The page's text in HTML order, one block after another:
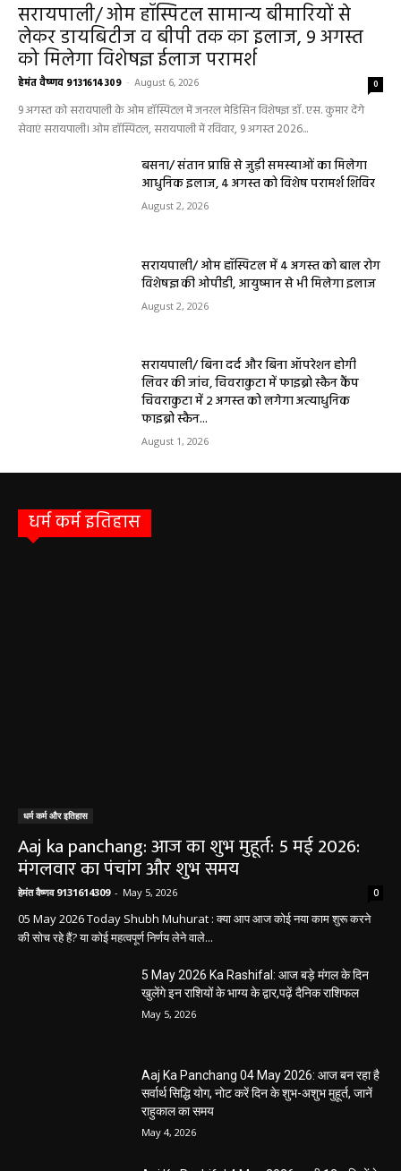
सरायपाली/ ओम हॉस्पिटल सामान्य बीमारियों से
लेकर डायबिटीज व बीपी तक का इलाज, 9 अगस्त
को मिलेगा विशेषज्ञ ईलाज परामर्श
हेमंत वैष्णव 9131614309 - August 6, 2026 0
9 अगस्त को सरायपाली के ओम हॉस्पिटल में जनरल मेडिसिन विशेषज्ञ डॉ. एस. कुमार देंगे
सेवाएं सरायपाली। ओम हॉस्पिटल, सरायपाली में रविवार, 9 अगस्त 2026...
बसना/ संतान प्राप्ति से जुड़ी समस्याओं का मिलेगा
आधुनिक इलाज, 4 अगस्त को विशेष परामर्श शिविर
August 2, 2026
सरायपाली/ ओम हॉस्पिटल में 4 अगस्त को बाल रोग
विशेषज्ञ की ओपीडी, आयुष्मान से भी मिलेगा इलाज
August 2, 2026
सरायपाली/ बिना दर्द और बिना ऑपरेशन होगी
लिवर की जांच, चिवराकुटा में फाइब्रो स्कैन कैंप
चिवराकुटा में 2 अगस्त को लगेगा अत्याधुनिक
फाइब्रो स्कैन...
August 1, 2026
धर्म कर्म इतिहास
धर्म कर्म और इतिहास
Aaj ka panchang: आज का शुभ मुहूर्त: 5 मई 2026:
मंगलवार का पंचांग और शुभ समय
हेमंत वैष्णव 9131614309 - May 5, 2026 0
05 May 2026 Today Shubh Muhurat : क्या आप आज कोई नया काम शुरू करने
की सोच रहे हैं? या कोई महत्वपूर्ण निर्णय लेने वाले...
5 May 2026 Ka Rashifal: आज बड़े मंगल के दिन
खुलेंगे इन राशियों के भाग्य के द्वार,पढ़ें दैनिक राशिफल
May 5, 2026
Aaj Ka Panchang 04 May 2026: आज बन रहा है
सर्वार्थ सिद्धि योग, नोट करें दिन के शुभ-अशुभ मुहूर्त, जानें
राहुकाल का समय
May 4, 2026